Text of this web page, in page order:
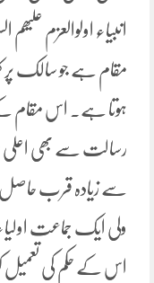
انبیاء اولوالعزم
مقام ہے جو سالک پر
ہوتا ہے۔ اس مقام
رسالت سے بھی
سے زیادہ قرب
ولی ایک جماعت
اس کے حکم کی